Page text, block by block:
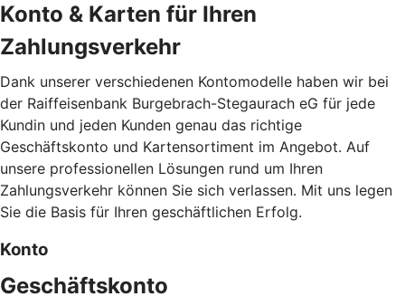
Konto & Karten für Ihren
Zahlungsverkehr
Dank unserer verschiedenen Kontomodelle haben wir bei
der Raiffeisenbank Burgebrach-Stegaurach eG für jede
Kundin und jeden Kunden genau das richtige
Geschäftskonto und Kartensortiment im Angebot. Auf
unsere professionellen Lösungen rund um Ihren
Zahlungsverkehr können Sie sich verlassen. Mit uns legen
Sie die Basis für Ihren geschäftlichen Erfolg.
Konto
Geschäftskonto